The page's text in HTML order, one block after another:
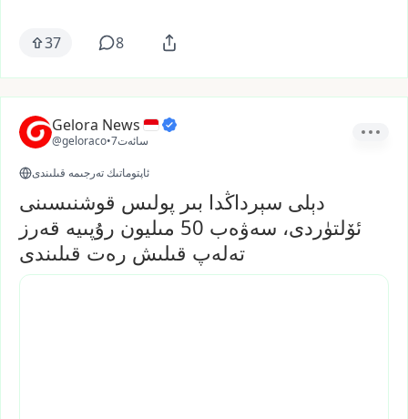
37 8
Gelora News
@geloraco• 7سائەت
ئاپتوماتىك تەرجىمە قىلىندى
دېلى سېرداڭدا بىر پولىس قوشنىسىنى
ئۆلتۈردى، سەۋەب 50 مىليون رۇپىيە قەرز
تەلەپ قىلىش رەت قىلىندى